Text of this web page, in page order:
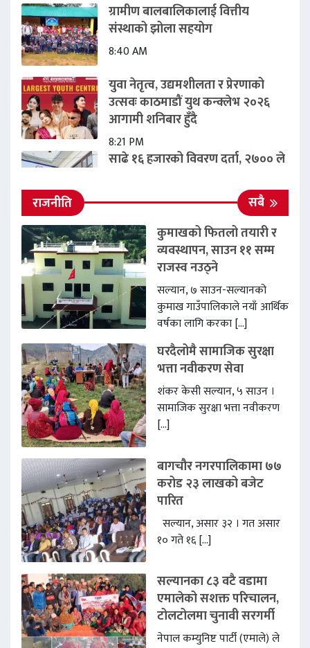
ग्रामीण बालबालिकालाई वित्तीय
संस्थाको झोला सहयोग
8:40 AM
युवा नेतृत्व, उद्यमशीलता र प्रेरणाको
उत्सवः काठमाडौं युथ कन्क्लेभ २०२६
आगामी शनिबार हुँदै
8:21 PM
साढे १६ हजारको विवरण दर्ता, २७०० ले
12:31 PM
नयाँ बिद्यालय भवन: ग्रामीण क्षेत्रको
गुणस्तरीय शिक्षा पहुँचमा योगदान
8:40 PM
देशकै प्रमुख बजारहरुमध्ये कपुरकोट
तरकारी बजारमा यस्तो छ मंगलबारको
मूल्य
4:50 PM
पर्याप्त वर्षा नहुँदा खडेरीको चपेटामा
पश्चिम सल्यान
1:53 PM
जयतपानी स्थित सडकको नालिमा मृत
फेला परेकी बृद्धाको पहिचान खुल्यो
7:57 PM
कपुरकोटमा सडकबाट खस्यो अटो, पाँच
जना घाइते
5:02 PM
राजनीति
सबै
कुमाखको फितलो तयारी र
व्यवस्थापन, साउन ११ सम्म
राजस्व नउठ्ने
सल्यान, ७ साउन-सल्यानको
कुमाख गाउँपालिकाले नयाँ आर्थिक
वर्षका लागि करका […]
घरदैलोमै सामाजिक सुरक्षा
भत्ता नवीकरण सेवा
शंकर केसी सल्यान, ५ साउन ।
सामाजिक सुरक्षा भत्ता नवीकरण
[…]
बागचौर नगरपालिकामा ७७
करोड २३ लाखको बजेट
पारित
सल्यान, असार ३२ । गत असार
१० गते १६ […]
सल्यानका ८३ वटै वडामा
एमालेको सशक्त परिचालन,
टोलटोलमा चुनावी सरगर्मी
नेपाल कम्युनिष्ट पार्टी (एमाले) ले